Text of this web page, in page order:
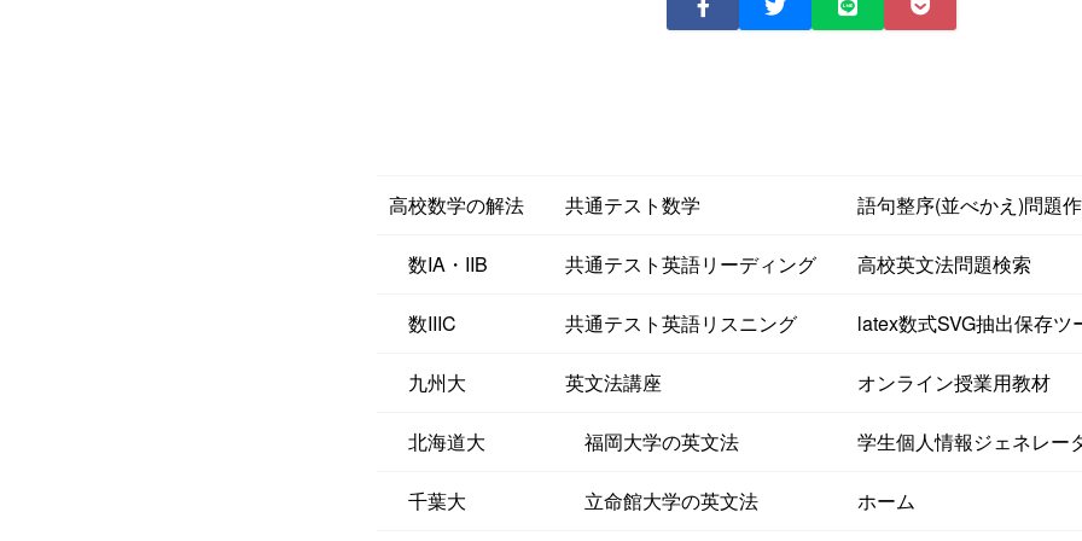
高校数学の解法
数IA・IIB
数IIIC
九州大
北海道大
千葉大
共通テスト数学
共通テスト英語リーディング
共通テスト英語リスニング
英文法講座
福岡大学の英文法
立命館大学の英文法
語句整序(並べかえ)問題
高校英文法問題検索
latex数式SVG抽出保存ツ
オンライン授業用教材
学生個人情報ジェネレー
ホーム